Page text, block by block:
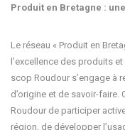
Produit en Bretagne :
Le réseau « Produit en
l’excellence des produits
scop Roudour s’engage à
d’origine et de savoir-
Roudour de participer
région, de développer